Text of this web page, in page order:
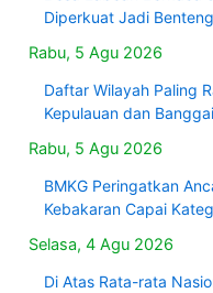
Diperkuat Jadi
Rabu, 5 Agu 2026
Daftar Wilayah Paling
Kepulauan dan
Rabu, 5 Agu 2026
BMKG Peringatkan
Kebakaran Capai
Selasa, 4 Agu 2026
Di Atas Rata-rata